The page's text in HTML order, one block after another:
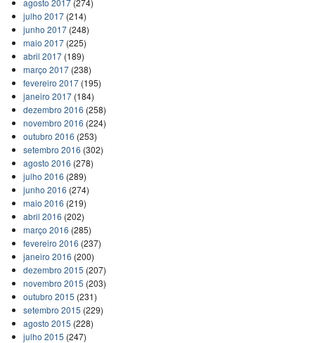
julho 2017(214)
junho 2017(248)
maio 2017(225)
abril 2017(189)
março 2017(238)
fevereiro 2017(195)
janeiro 2017(184)
dezembro 2016 (258)
novembro 2016 (224)
outubro 2016 (253)
setembro 2016 (302)
agosto 2016 (278)
julho 2016 (289)
junho 2016 (274)
maio 2016 (219)
abril 2016 (202)
março 2016 (285)
fevereiro 2016 (237)
janeiro 2016 (200)
dezembro 2015 (207)
novembro 2015 (203)
outubro 2015 (231)
setembro 2015 (229)
agosto 2015 (228)
julho 2015 (247)